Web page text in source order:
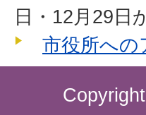
日・12月29日
市役所への